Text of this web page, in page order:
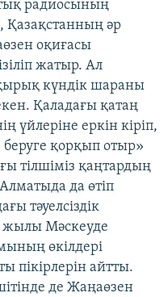
радиосының
Қазақстанның әр
оқиғасы
жатыр. Ал
күндік шараны
Қаладағы қатаң
үйлеріне еркін кіріп,
қорқып отыр»
тілшіміз қаңтардың
да өтіп
тәуелсіздік
жылы Мәскеуде
өкілдері
пікірлерін айтты.
де Жаңаөзен